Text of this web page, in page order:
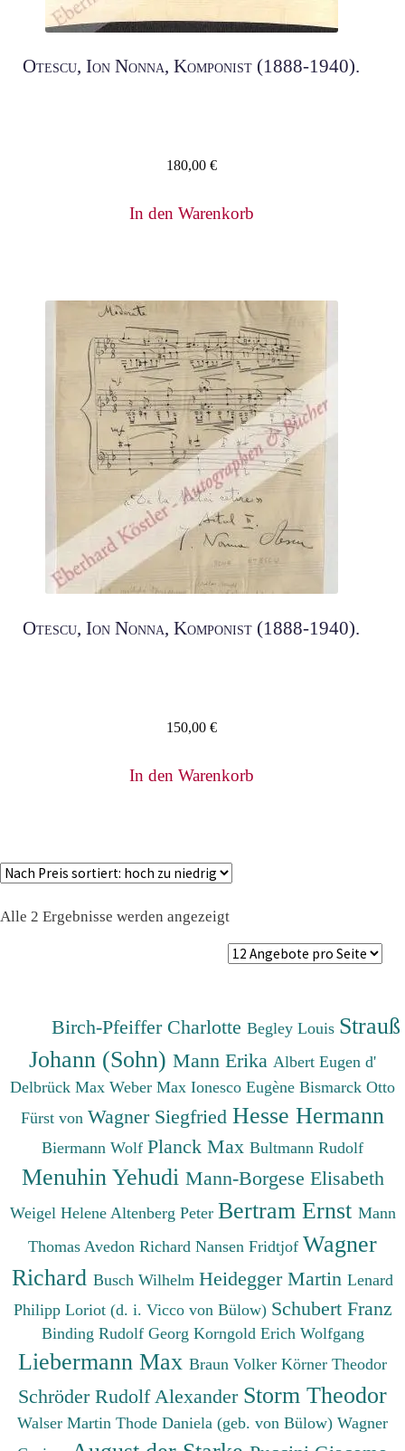
Otescu, Ion Nonna, Komponist (1888-1940).
180,00 €
In den Warenkorb
Otescu, Ion Nonna, Komponist (1888-1940).
150,00 €
In den Warenkorb
Alle 2 Ergebnisse werden angezeigtNach
sortiert:
Birch-Pfeiffer CharlotteBegley Louis Strauß
Johann (Sohn) Mann Erika Albert Eugen d'
Delbrück Max Weber Max Ionesco Eugène Bismarck Otto
Fürst von Wagner Siegfried Hesse Hermann
Biermann Wolf Planck Max Bultmann Rudolf
Menuhin Yehudi Mann-Borgese Elisabeth
Weigel Helene Altenberg Peter Bertram Ernst Mann
Thomas Avedon Richard Nansen Fridtjof Wagner
Richard Busch Wilhelm Heidegger Martin Lenard
Philipp Loriot (d. i. Vicco von Bülow) Schubert Franz
Binding Rudolf Georg Korngold Erich Wolfgang
Liebermann Max Braun Volker Körner Theodor
Schröder Rudolf Alexander Storm Theodor
Walser Martin Thode Daniela (geb. von Bülow) Wagner